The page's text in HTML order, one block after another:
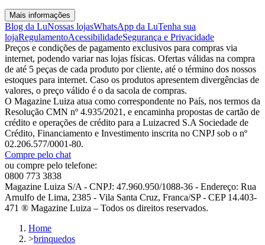
Mais informações
Blog da LuNossas lojasWhatsApp da LuTenha sua
lojaRegulamentoAcessibilidadeSegurança e Privacidade
Preços e condições de pagamento exclusivos para compras via
internet, podendo variar nas lojas físicas. Ofertas válidas na compra
de até 5 peças de cada produto por cliente, até o término dos nossos
estoques para internet. Caso os produtos apresentem divergências de
valores, o preço válido é o da sacola de compras.
O Magazine Luiza atua como correspondente no País, nos termos da
Resolução CMN nº 4.935/2021, e encaminha propostas de cartão de
crédito e operações de crédito para a Luizacred S.A Sociedade de
Crédito, Financiamento e Investimento inscrita no CNPJ sob o nº
02.206.577/0001-80.
Compre pelo chat
ou compre pelo telefone:
0800 773 3838
Magazine Luiza S/A - CNPJ: 47.960.950/1088-36 - Endereço: Rua
Arnulfo de Lima, 2385 - Vila Santa Cruz, Franca/SP - CEP 14.403-
471 ® Magazine Luiza – Todos os direitos reservados.
Home
>brinquedos